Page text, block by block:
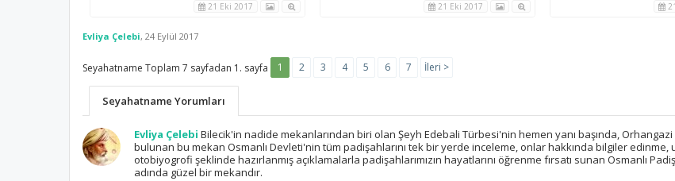
21 Eki 2017 21 Eki 2017
Evliya Çelebi, 24 Eylül 2017
Toplam 7 sayfadan 1. sayfa 1 2 3 4 5 6 7 İleri >
Seyahatname Yorumları
Evliya Çelebi Bilecik'in nadide mekanlarından biri olan Şeyh Edebali Türbesi'nin hemen yanı başında,
bulunan bu mekan Osmanlı Devleti'nin tüm padişahlarını tek bir yerde inceleme, onlar hakkında bilgiler edinme,
otobiyogrofi şeklinde hazırlanmış açıklamalarla padişahlarımızın hayatlarını öğrenme fırsatı sunan Osmanlı
adında güzel bir mekandır.